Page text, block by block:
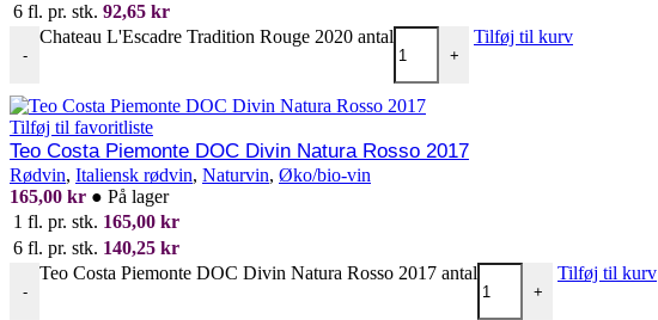
6 fl. pr. stk. 92,65 kr
-
Chateau L'Escadre Tradition Rouge 2020 antal
+
Tilføj til kurv
Tilføj til favoritliste
Teo Costa Piemonte DOC Divin Natura Rosso 2017
Rødvin, Italiensk rødvin, Naturvin, Øko/bio-vin
165,00 kr ● På lager
1 fl. pr. stk. 165,00 kr
6 fl. pr. stk. 140,25 kr
-
Teo Costa Piemonte DOC Divin Natura Rosso 2017 antal
+
Tilføj til kurv